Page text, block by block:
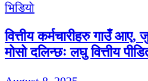
भिडियाे
वित्तीय कर्मचारीहरु गाउँ आए,
मोसो दलिन्छः लघु वित्तीय